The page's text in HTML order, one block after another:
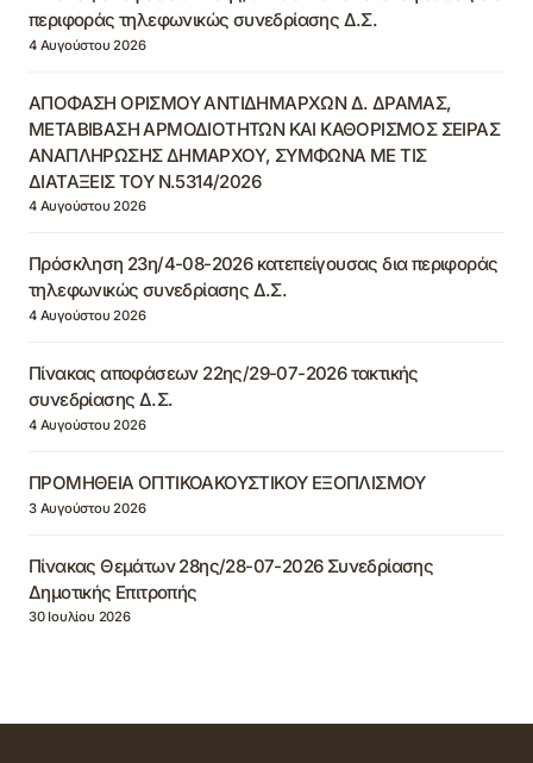
περιφοράς τηλεφωνικώς συνεδρίασης Δ.Σ.
4 Αυγούστου 2026
ΑΠΟΦΑΣΗ ΟΡΙΣΜΟΥ ΑΝΤΙΔΗΜΑΡΧΩΝ Δ. ΔΡΑΜΑΣ,
ΜΕΤΑΒΙΒΑΣΗ ΑΡΜΟΔΙΟΤΗΤΩΝ ΚΑΙ ΚΑΘΟΡΙΣΜΟΣ ΣΕΙΡΑΣ
ΑΝΑΠΛΗΡΩΣΗΣ ΔΗΜΑΡΧΟΥ, ΣΥΜΦΩΝΑ ΜΕ ΤΙΣ
ΔΙΑΤΑΞΕΙΣ ΤΟΥ Ν.5314/2026
4 Αυγούστου 2026
Πρόσκληση 23η/4-08-2026 κατεπείγουσας δια περιφοράς
τηλεφωνικώς συνεδρίασης Δ.Σ.
4 Αυγούστου 2026
Πίνακας αποφάσεων 22ης/29-07-2026 τακτικής
συνεδρίασης Δ.Σ.
4 Αυγούστου 2026
ΠΡΟΜΗΘΕΙΑ ΟΠΤΙΚΟΑΚΟΥΣΤΙΚΟΥ ΕΞΟΠΛΙΣΜΟΥ
3 Αυγούστου 2026
Πίνακας Θεμάτων 28ης/28-07-2026 Συνεδρίασης
Δημοτικής Επιτροπής
30 Ιουλίου 2026